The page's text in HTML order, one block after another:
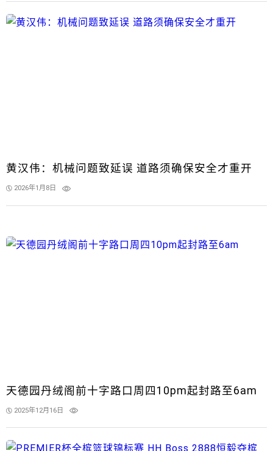
黄汉伟：机械问题致延误 道路须确保安全才重开
2026年1月8日
天德园丹绒阁前十字路口周四10pm起封路至6am
2025年12月16日